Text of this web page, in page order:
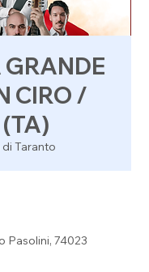
CIRO /
Taranto
Pasolini, 74023